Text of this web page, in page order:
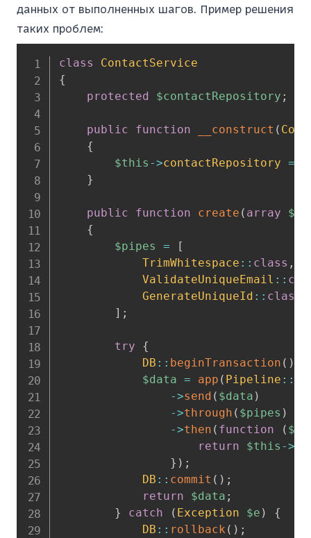
данных от выполненных шагов. Пример решения
таких проблем:
class
ContactService
{
protected
$contactRepository ;
public function __construct (
{
$this ->contactRepository =
}
public function create ( array
{
$pipes
=
[
TrimWhitespace :: class ,
ValidateUniqueEmail ::
GenerateUniqueId :: class
] ;
try
{
DB :: beginTransaction ( )
$data = app ( Pipeline ::
->send ( $data )
->through ( $pipes )
->then ( function (
return
$this ->
} ) ;
DB :: commit ( ) ;
return
$data ;
}
catch ( Exception $e )
{
DB :: rollback ( ) ;